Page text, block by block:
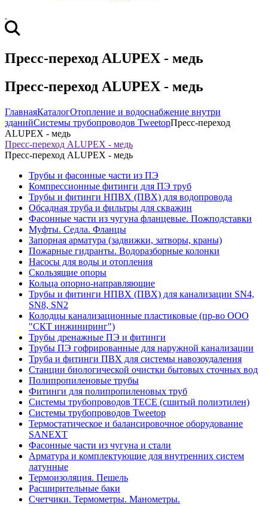
Пресс-переход ALUPEX - медь
Пресс-переход ALUPEX - медь
ГлавнаяКаталогОтопление и водоснабжение внутри
зданийСистемы трубопроводов TweetopПресс-переход
ALUPEX - медь
Пресс-переход ALUPEX - медь
Пресс-переход ALUPEX - медь
Трубы и фасонные части из ПЭ
Компрессионные фитинги для ПЭ труб
Трубы и фитинги НПВХ (ПВХ) для водопровода
Обсадная труба и фильтры для скважин
Фасонные части из чугуна фланцевые. Пожподставки
Муфты. Седла. Фланцы
Запорная арматура (задвижки, затворы, краны)
Пожарные гидранты. Водоразборные колонки
Насосы для воды и отопления
Скользящие опоры
Кольца опорно-направляющие
Трубы и фитинги НПВХ (ПВХ) для канализации SN4,
SN8, SN2
Колодцы канализационные пластиковые (пр-во ООО
"СКТ инжиниринг")
Трубы дренажные ПЭ и фитинги
Трубы ПЭ гофрированные для наружной канализации
Труба и фитинги ПВХ для системы навозоудаления
Станции биологической очистки бытовых сточных вод
Полипропиленовые трубы
Фитинги для полипропиленовых труб
Системы трубопроводов TECE (сшитый полиэтилен)
Системы трубопроводов Tweetop
Термостатическое и балансировочное оборудование
SANEXT
Фасонные части из чугуна и стали
Арматура и комплектующие для внутренних систем
латунные
Термоизоляция. Пешель
Расширительные баки
Счетчики. Термометры. Манометры.